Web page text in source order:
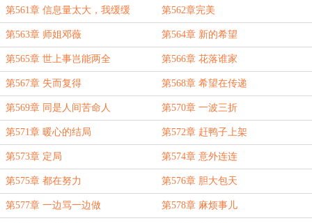
第561章 信息量太大，我缓缓 第562章完美
第563章 师姐邓薇 第564章 新的希望
第565章 世上事岂能两全 第566章 花落谁家
第567章 失而复得 第568章 希望在传递
第569章 同是人间苦命人 第570章 一波三折
第571章 暖心的结局 第572章 赶鸭子上架
第573章 定局 第574章 意外连连
第575章 都在努力 第576章 胆大包天
第577章 一边骂一边做 第578章 麻烦事儿